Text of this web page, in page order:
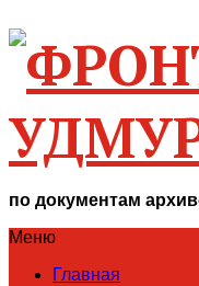
по документам
Меню
Главная